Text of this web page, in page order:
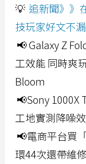
💡 追新聞》》
技玩家好文不漏
📢 Galaxy Z
工效能 同時爽
Bloom
📢Sony 1000X
工地實測降噪
📢電商平台買
環44次還帶維